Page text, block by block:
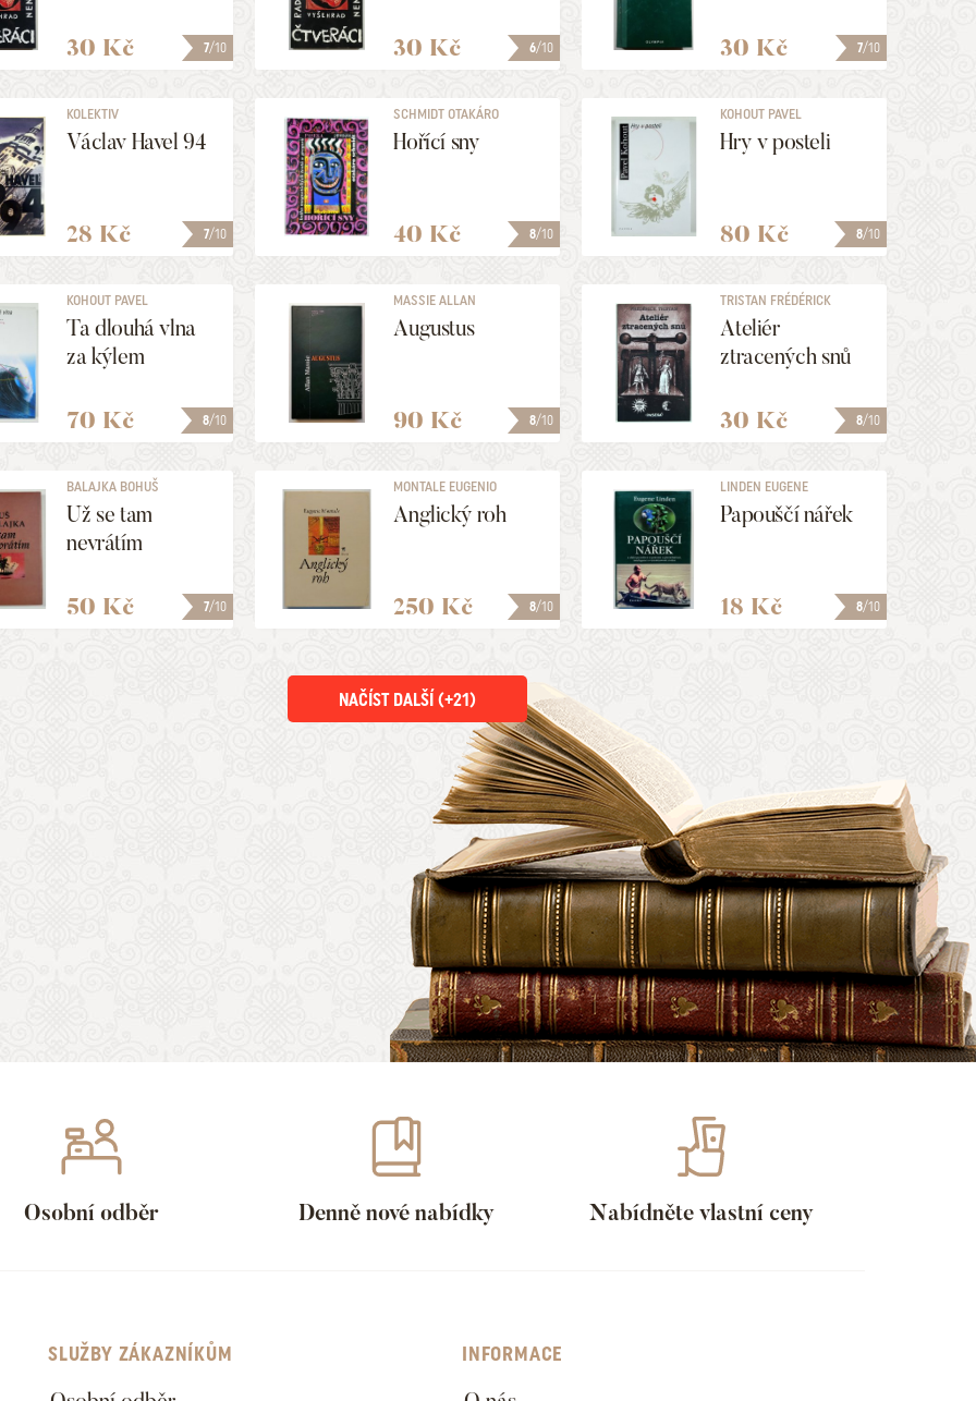
7/10
30 Kč 6/10
30 Kč 7/10
30 Kč
7/10
KOLEKTIV
Václav Havel 94
28 Kč 8/10
SCHMIDT OTAKÁRO
Hořící sny
40 Kč 8/10
KOHOUT PAVEL
Hry v posteli
80 Kč
8/10
KOHOUT PAVEL
Ta dlouhá vlna
za kýlem
70 Kč 8/10
MASSIE ALLAN
Augustus
90 Kč 8/10
TRISTAN FRÉDÉRICK
Ateliér
ztracených snů
30 Kč
7/10
BALAJKA BOHUŠ
Už se tam
nevrátím
50 Kč 8/10
MONTALE EUGENIO
Anglický roh
250 Kč 8/10
LINDEN EUGENE
Papouščí nářek
18 Kč
NAČÍST DALŠÍ (+21)
Osobní odběr Denně nové nabídky Nabídněte vlastní ceny
SLUŽBY ZÁKAZNÍKŮM INFORMACE